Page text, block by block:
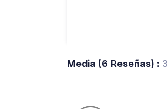
Media (6 Reseñas) :